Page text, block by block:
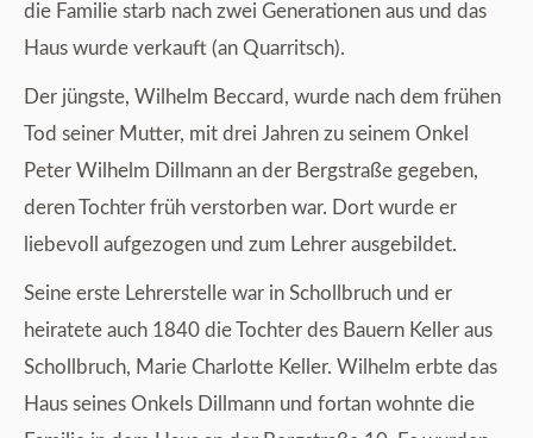
die Familie starb nach zwei Generationen aus und das
Haus wurde verkauft (an Quarritsch).
Der jüngste, Wilhelm Beccard, wurde nach dem frühen
Tod seiner Mutter, mit drei Jahren zu seinem Onkel
Peter Wilhelm Dillmann an der Bergstraße gegeben,
deren Tochter früh verstorben war. Dort wurde er
liebevoll aufgezogen und zum Lehrer ausgebildet.
Seine erste Lehrerstelle war in Schollbruch und er
heiratete auch 1840 die Tochter des Bauern Keller aus
Schollbruch, Marie Charlotte Keller. Wilhelm erbte das
Haus seines Onkels Dillmann und fortan wohnte die